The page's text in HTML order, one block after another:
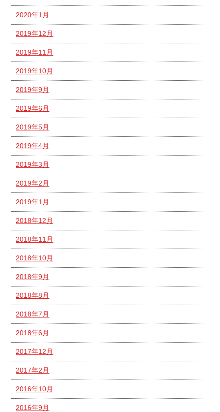
2020年1月
2019年12月
2019年11月
2019年10月
2019年9月
2019年6月
2019年5月
2019年4月
2019年3月
2019年2月
2019年1月
2018年12月
2018年11月
2018年10月
2018年9月
2018年8月
2018年7月
2018年6月
2017年12月
2017年2月
2016年10月
2016年9月